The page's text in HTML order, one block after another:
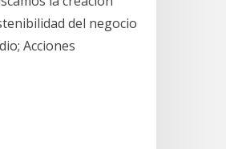
del negocio
Acciones